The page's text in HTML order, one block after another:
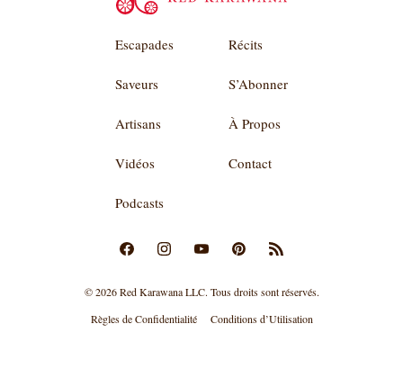
Escapades Récits
Saveurs S’Abonner
Artisans À Propos
Vidéos Contact
Podcasts
© 2026 Red Karawana LLC. Tous droits sont réservés.
Règles de Confidentialité
Conditions d’Utilisation